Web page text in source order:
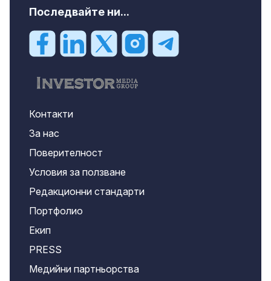
Последвайте ни...
Контакти
За нас
Поверителност
Условия за ползване
Редакционни стандарти
Портфолио
Екип
PRESS
Медийни партньорства